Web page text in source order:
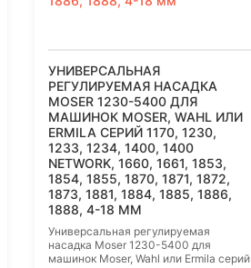
УНИВЕРСАЛЬНАЯ
РЕГУЛИРУЕМАЯ НАСАДКА
MOSER 1230-5400 ДЛЯ
МАШИНОК MOSER, WAHL ИЛИ
ERMILA СЕРИЙ 1170, 1230,
1233, 1234, 1400, 1400
NETWORK, 1660, 1661, 1853,
1854, 1855, 1870, 1871, 1872,
1873, 1881, 1884, 1885, 1886,
1888, 4-18 ММ
Универсальная регулируемая
насадка Moser 1230-5400 для
машинок Moser, Wahl или Ermila серий